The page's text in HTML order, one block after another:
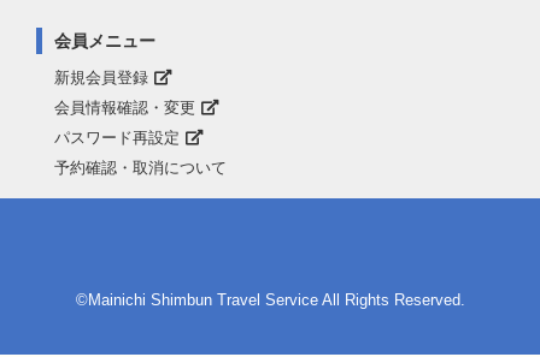
会員メニュー
新規会員登録
会員情報確認・変更
パスワード再設定
予約確認・取消について
©Mainichi Shimbun Travel Service All Rights Reserved.